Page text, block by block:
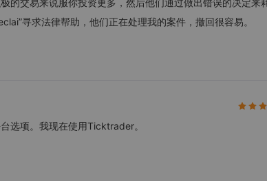
的交易来说服你投资更多，然后他们通过做出错误的决定来
寻求法律帮助，他们正在处理我的案件，撤回很容易。
选项。我现在使用Ticktrader。